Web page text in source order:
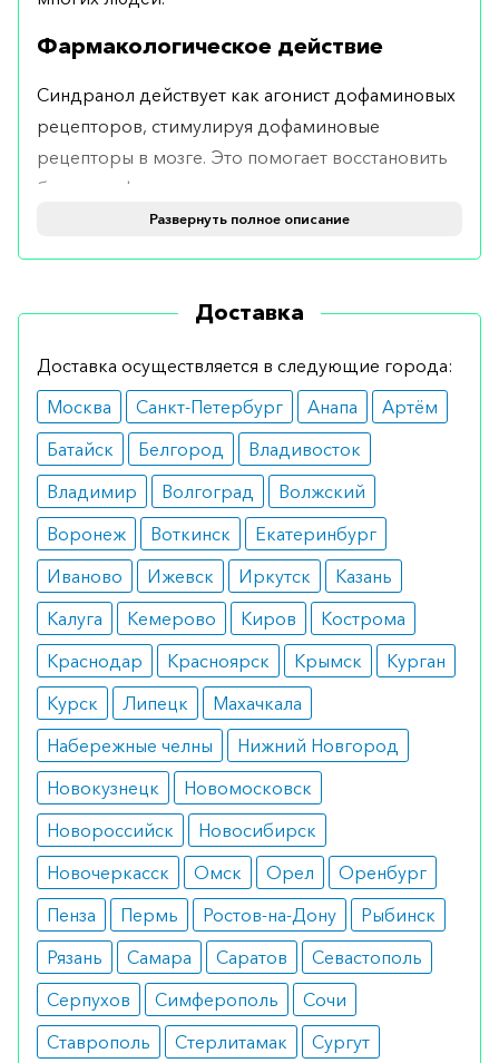
Фармакологическое действие
Синдранол действует как агонист дофаминовых
рецепторов, стимулируя дофаминовые
рецепторы в мозге. Это помогает восстановить
баланс дофамина, нормализуя двигательные
функции и уменьшая симптомы болезни
Паркинсона (в качестве монотерапии или в
комбинации с леводопой) и синдрома
беспокойных ног.
Противопоказания
Синдранол не следует принимать при наличии
гиперчувствительности к ропиниролу или
любому из компонентов препарата, при
беременности и лактации, а также пациентам с
тяжелыми психическими расстройствами.
Побочные эффекты
К побочным эффектам могут относиться
головокружение, тошнота, усталость,
сонливость, ортостатическая гипотензия
(падение артериального давления при
вставании), галлюцинации. Большинство
побочных эффектов носят временный характер и
уменьшаются по мере адаптации организма к
препарату.
Режим дозирования
Развернуть полное описание
Доставка
Доставка осуществляется в следующие города:
Москва
Санкт-Петербург Анапа
Артём
Батайск
Белгород
Владивосток
Владимир
Волгоград
Волжский
Воронеж
Воткинск
Екатеринбург
Иваново
Ижевск Иркутск
Казань
Калуга
Кемерово Киров
Кострома
Краснодар
Красноярск Крымск
Курган
Курск
Липецк
Махачкала
Набережные челны
Нижний Новгород
Новокузнецк
Новомосковск
Новороссийск
Новосибирск
Новочеркасск
Омск Орел
Оренбург
Пенза
Пермь Ростов-на-Дону
Рыбинск
Рязань
Самара Саратов
Севастополь
Серпухов
Симферополь
Сочи
Ставрополь
Стерлитамак
Сургут